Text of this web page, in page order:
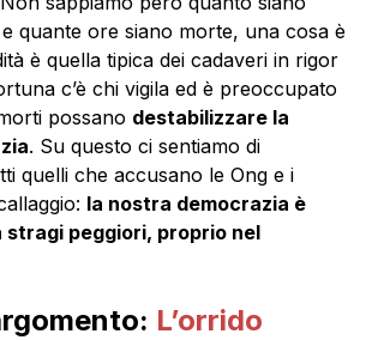
quante ore siano morte, una cosa è
è quella tipica dei cadaveri in rigor
c’è chi vigila ed è preoccupato
possano destabilizzare la
. Su questo ci sentiamo di
quelli che accusano le Ong e i
la nostra democrazia è
peggiori, proprio nel
L’orrido